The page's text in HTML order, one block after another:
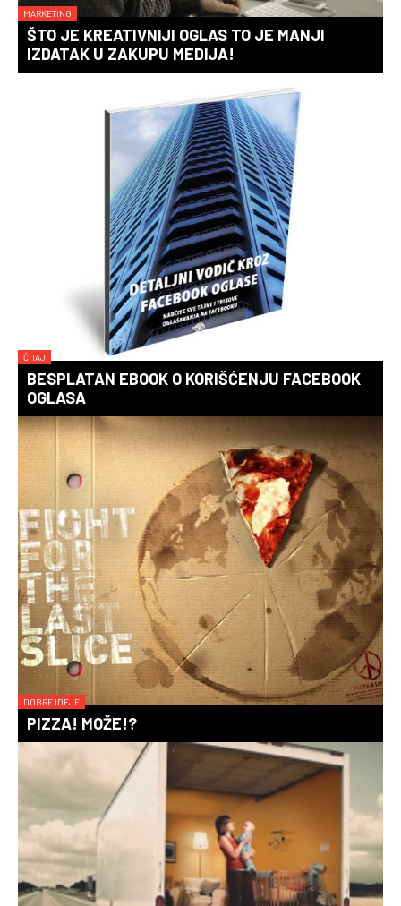
MARKETING
ŠTO JE KREATIVNIJI OGLAS TO JE MANJI
IZDATAK U ZAKUPU MEDIJA!
ČITAJ
BESPLATAN EBOOK O KORIŠĆENJU FACEBOOK
OGLASA
DOBRE IDEJE
PIZZA! MOŽE!?